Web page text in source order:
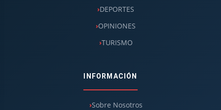
DEPORTES
OPINIONES
TURISMO
INFORMACIÓN
Sobre Nosotros